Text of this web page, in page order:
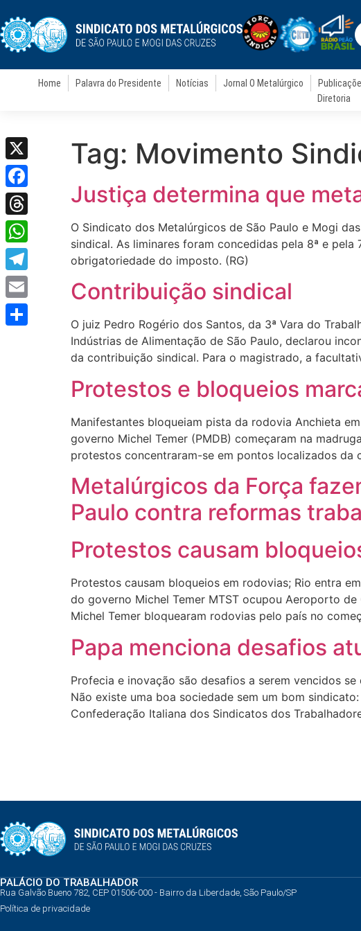
Home Palavra do Presidente Notícias Jornal O Metalúrgico
Diretoria
Tag: Movimento
Justiça determina que
O Sindicato dos Metalúrgicos de São Paulo e Mogi
sindical. As liminares foram concedidas pela 8ª e
obrigatoriedade do imposto. (RG)
Contribuição sindical
O juiz Pedro Rogério dos Santos, da 3ª Vara do
Indústrias de Alimentação de São Paulo, declarou
da contribuição sindical. Para o magistrado, a
Protestos e bloqueios
Manifestantes bloqueiam pista da rodovia Anchieta
governo Michel Temer (PMDB) começaram na
protestos concentraram-se em pontos localizados
Metalúrgicos da Força
Paulo contra reformas
Protestos causam
Protestos causam bloqueios em rodovias; Rio entra
do governo Michel Temer MTST ocupou Aeroporto
Michel Temer bloquearam rodovias pelo país no
Papa menciona desafios
Profecia e inovação são desafios a serem vencidos
Não existe uma boa sociedade sem um bom
Confederação Italiana dos Sindicatos dos
PALÁCIO DO TRABALHADOR
Rua Galvão Bueno 782, CEP 01506-000 - Bairro da Liberdade, São Paulo/SP
Política de privacidade
X
Facebook
Threads
WhatsApp
Telegram
Email